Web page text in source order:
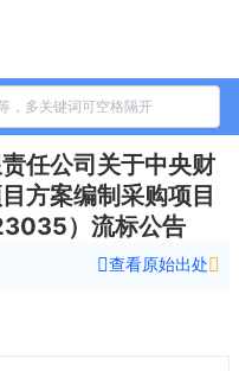
任公司关于中央财
方案编制采购项目
）流标公告
查看原始出处